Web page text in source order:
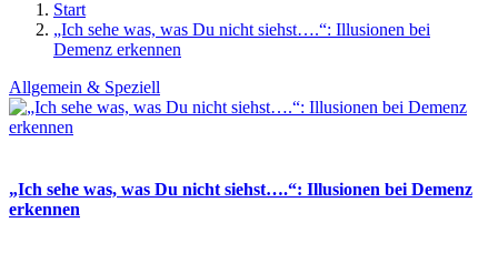
Start
„Ich sehe was, was Du nicht siehst….“: Illusionen bei
Demenz erkennen
Allgemein & Speziell
„Ich sehe was, was Du nicht siehst….“: Illusionen bei Demenz
erkennen